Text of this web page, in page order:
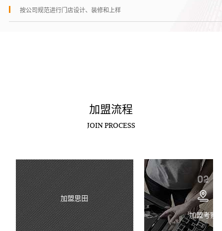
按公司规范进行门店设计、装修和上样
加盟流程
JOIN PROCESS
加盟思田
加盟考察